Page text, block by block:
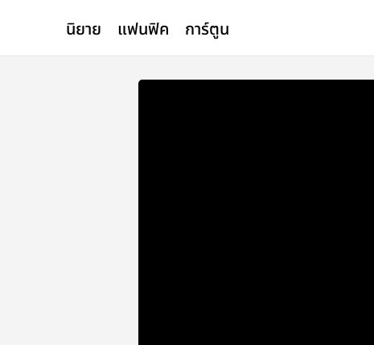
นิยาย แฟนฟิค การ์ตูน